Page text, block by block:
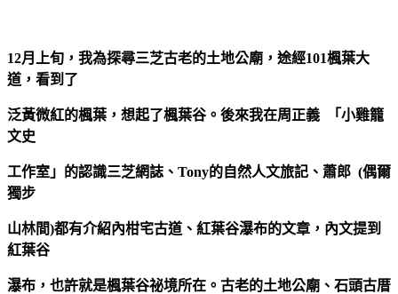
12月上旬，我為探尋三芝古老的土地公廟，途經101楓葉大
道，看到了
泛黃微紅的楓葉，想起了楓葉谷。後來我在周正義 「小雞籠
文史
工作室」的認識三芝網誌、Tony的自然人文旅記、蕭郎 (偶爾
獨步
山林間)都有介紹內柑宅古道、紅葉谷瀑布的文章，內文提到
紅葉谷
瀑布，也許就是楓葉谷祕境所在。古老的土地公廟、石頭古厝